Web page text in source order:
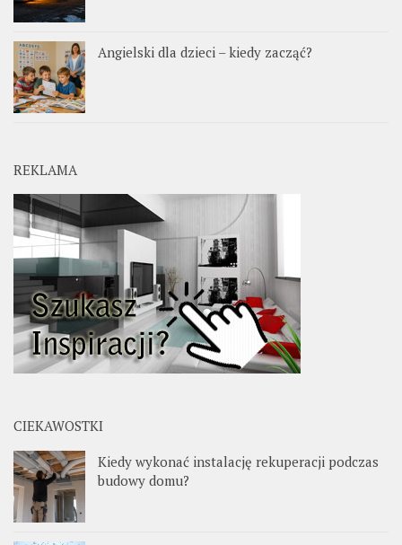
Angielski dla dzieci – kiedy zacząć?
REKLAMA
CIEKAWOSTKI
Kiedy wykonać instalację rekuperacji podczas
budowy domu?